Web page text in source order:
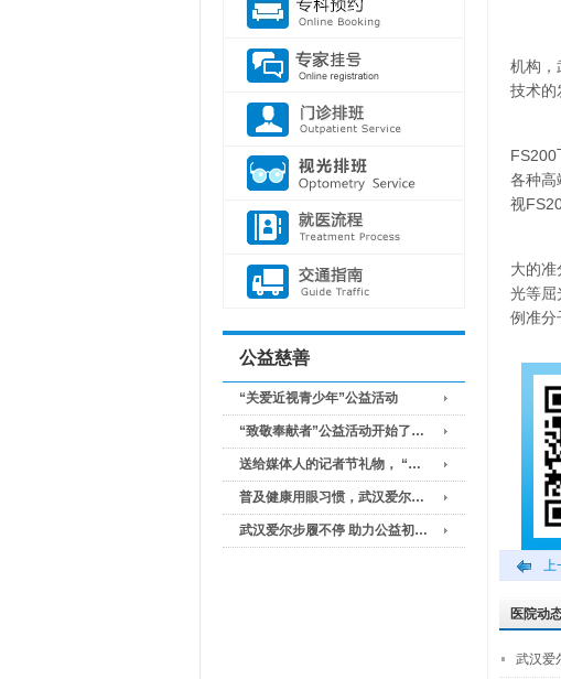
公益慈善
“关爱近视青少年”公益活动
“致敬奉献者”公益活动开始了…
送给媒体人的记者节礼物， “…
普及健康用眼习惯，武汉爱尔…
武汉爱尔步履不停 助力公益初…
机构，
技术的
FS200
各种
视
大的
光等屈
例准分
上
医院动
武汉爱